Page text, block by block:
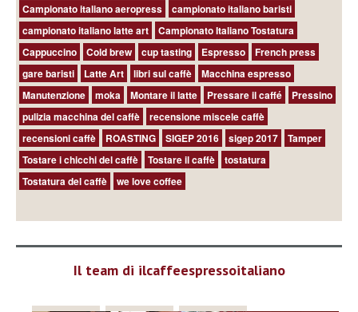
Campionato italiano aeropress
campionato italiano baristi
campionato italiano latte art
Campionato Italiano Tostatura
Cappuccino
Cold brew cup tasting Espresso
French press
gare baristi
Latte Art libri sul caffè
Macchina espresso
Manutenzione
moka Montare il latte Pressare il caffé
Pressino
pulizia macchina del caffè
recensione miscele caffè
recensioni caffè
ROASTING SIGEP 2016 sigep 2017
Tamper
Tostare i chicchi del caffè
Tostare il caffè
tostatura
Tostatura del caffè
we love coffee
Il team di ilcaffeespressoitaliano